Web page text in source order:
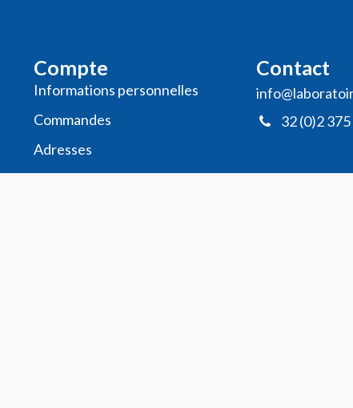
Compte
Informations personnelles
Commande​s
Adresses
Ma liste de souhaits
Contact
32 (0)2